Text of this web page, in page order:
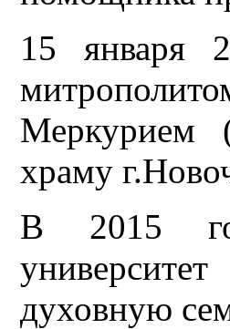
15 января
Меркурием
храму
В 2015
духовную